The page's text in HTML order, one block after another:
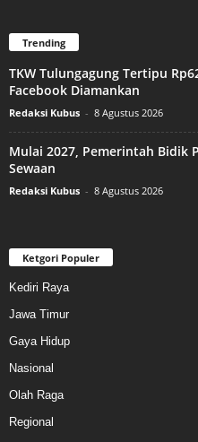
Trending
TKW Tulungagung Tertipu
Facebook Diamankan
Redaksi Kubus - 8 Agustus 2026
Mulai 2027, Pemerintah Bidik
Sewaan
Redaksi Kubus - 8 Agustus 2026
Ketgori Populer
Kediri Raya
Jawa Timur
Gaya Hidup
Nasional
Olah Raga
Regional